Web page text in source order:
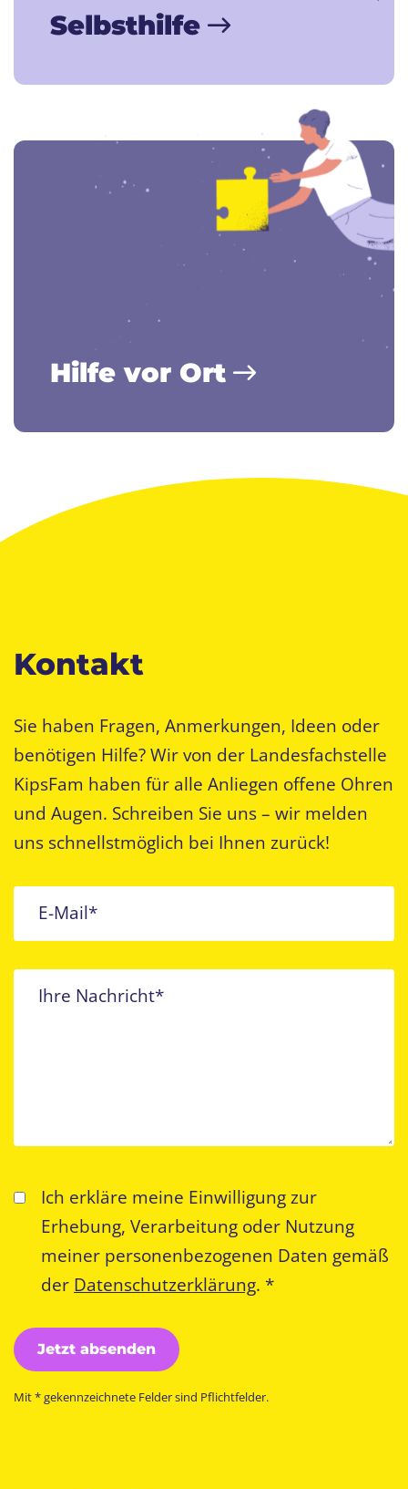
Selbsthilfe
Hilfe vor Ort
Kontakt
Sie haben Fragen, Anmerkungen, Ideen oder
benötigen Hilfe? Wir von der Landesfachstelle
KipsFam haben für alle Anliegen offene Ohren
und Augen. Schreiben Sie uns – wir melden
uns schnellstmöglich bei Ihnen zurück!
E-Mail*
Ihre Nachricht*
Ich erkläre meine Einwilligung zur
Erhebung, Verarbeitung oder Nutzung
meiner personenbezogenen Daten gemäß
der Datenschutzerklärung. *
Jetzt absenden
Mit * gekennzeichnete Felder sind Pflichtfelder.